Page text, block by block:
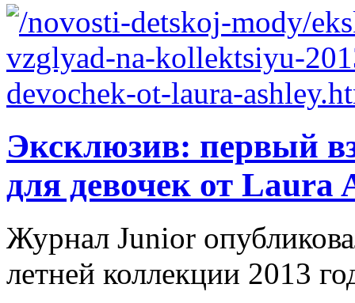
Эксклюзив: первый
для девочек от Laura
Журнал Junior
летней коллекции 2013